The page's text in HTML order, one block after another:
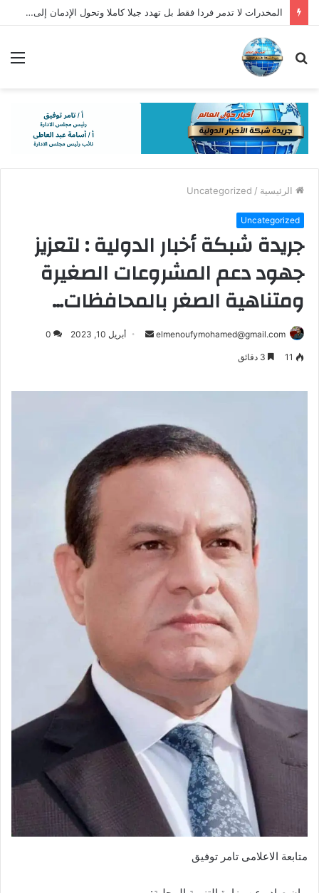
المخدرات لا تدمر فردا فقط بل تهدد جيلا كاملا وتحول الإدمان إلى خطر يهدد الأسرة والمجتمع
بحث
الرئيسية /
Uncategorized
Uncategorized
جريدة شبكة أخبار الدولية : لتعزيز
جهود دعم المشروعات الصغيرة
ومتناهية الصغر بالمحافظات…
elmenoufymohamed@gmail.com
أرسل أبريل 10, 2023 0
11
متابعة الاعلامى تامر توفيق